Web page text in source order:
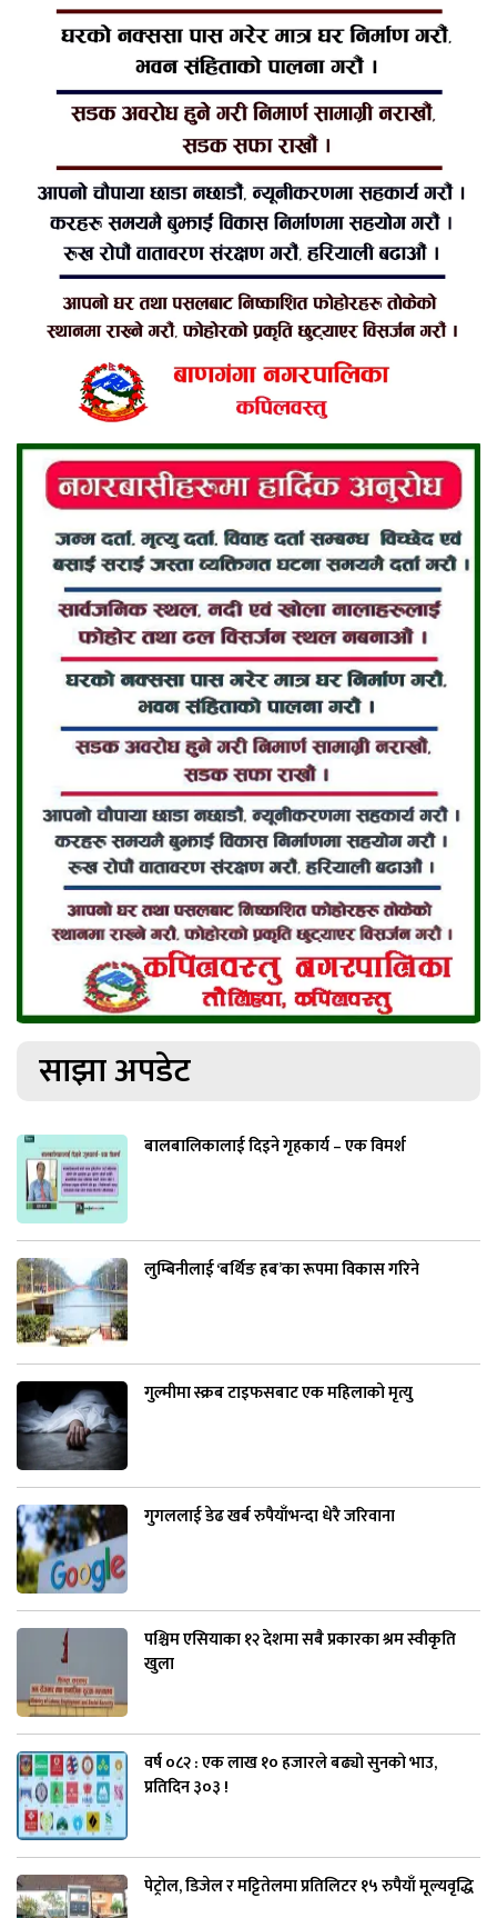
साझा अपडेट
बालबालिकालाई दिइने गृहकार्य – एक विमर्श
लुम्बिनीलाई ‘बर्थिङ हब’का रूपमा विकास गरिने
गुल्मीमा स्क्रब टाइफसबाट एक महिलाको मृत्यु
गुगललाई डेढ खर्ब रुपैयाँभन्दा धेरै जरिवाना
पश्चिम एसियाका १२ देशमा सबै प्रकारका श्रम स्वीकृति
खुला
वर्ष ०८२ : एक लाख १० हजारले बढ्यो सुनको भाउ,
प्रतिदिन ३०३ !
पेट्रोल, डिजेल र मट्टितेलमा प्रतिलिटर १५ रुपैयाँ मूल्यवृद्धि